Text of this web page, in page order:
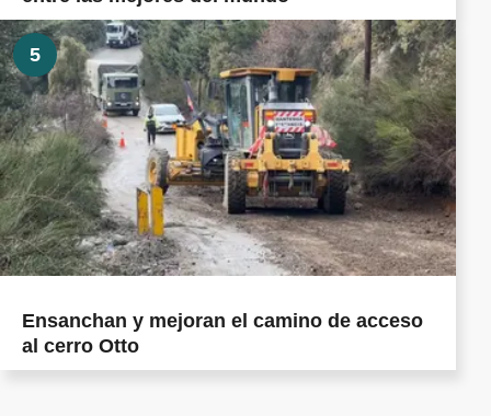
5
Ensanchan y mejoran el camino de acceso
al cerro Otto